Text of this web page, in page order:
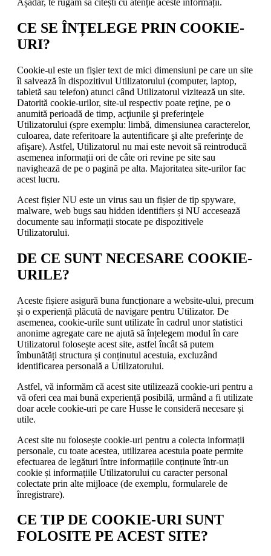
CE SE ÎNȚELEGE PRIN COOKIE-
URI?
Cookie-ul este un fişier text de mici dimensiuni pe care un site
îl salvează în dispozitivul Utilizatorului (computer, laptop,
tabletă sau telefon) atunci când Utilizatorul vizitează un site.
Datorită cookie-urilor, site-ul respectiv poate reţine, pe o
anumită perioadă de timp, acţiunile şi preferinţele
Utilizatorului (spre exemplu: limbă, dimensiunea caracterelor,
culoarea, date referitoare la autentificare şi alte preferinţe de
afişare). Astfel, Utilizatorul nu mai este nevoit să reintroducă
asemenea informații ori de câte ori revine pe site sau
navighează de pe o pagină pe alta. Majoritatea site-urilor fac
acest lucru.
Acest fișier NU este un virus sau un fișier de tip spyware,
malware, web bugs sau hidden identifiers și NU accesează
documente sau informații stocate pe dispozitivele
Utilizatorului.
DE CE SUNT NECESARE COOKIE-
URILE?
Aceste fișiere asigură buna funcționare a website-ului, precum
și o experiență plăcută de navigare pentru Utilizator. De
asemenea, cookie-urile sunt utilizate în cadrul unor statistici
anonime agregate care ne ajută să înțelegem modul în care
Utilizatorul folosește acest site, astfel încât să putem
îmbunătăți structura și conținutul acestuia, excluzând
identificarea personală a Utilizatorului.
Astfel, vă informăm că acest site utilizează cookie-uri pentru a
vă oferi cea mai bună experiență posibilă, urmând a fi utilizate
doar acele cookie-uri pe care Husse le consideră necesare și
utile.
Acest site nu folosește cookie-uri pentru a colecta informații
personale, cu toate acestea, utilizarea acestuia poate permite
efectuarea de legături între informațiile conținute într-un
cookie și informațiile Utilizatorului cu caracter personal
colectate prin alte mijloace (de exemplu, formularele de
înregistrare).
CE TIP DE COOKIE-URI SUNT
FOLOSITE PE ACEST SITE?